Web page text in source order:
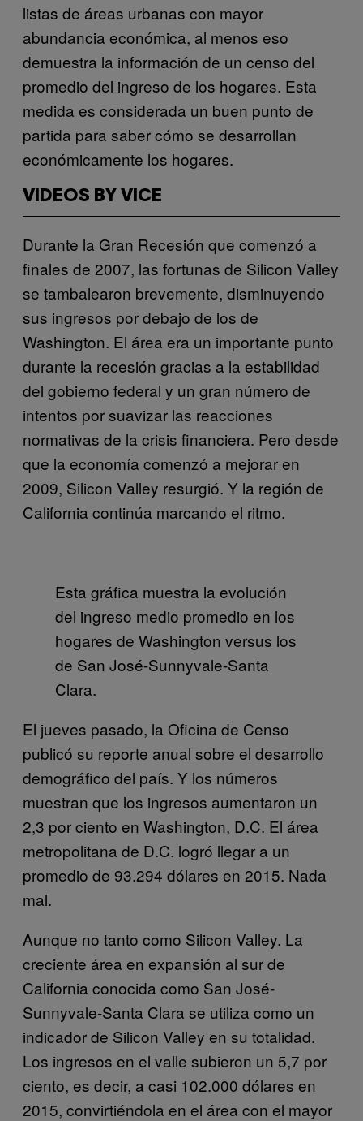
listas de áreas urbanas con mayor
abundancia económica, al menos eso
demuestra la información de un censo del
promedio del ingreso de los hogares. Esta
medida es considerada un buen punto de
partida para saber cómo se desarrollan
económicamente los hogares.
VIDEOS BY VICE
Durante la Gran Recesión que comenzó a
finales de 2007, las fortunas de Silicon Valley
se tambalearon brevemente, disminuyendo
sus ingresos por debajo de los de
Washington. El área era un importante punto
durante la recesión gracias a la estabilidad
del gobierno federal y un gran número de
intentos por suavizar las reacciones
normativas de la crisis financiera. Pero desde
que la economía comenzó a mejorar en
2009, Silicon Valley resurgió. Y la región de
California continúa marcando el ritmo.
Esta gráfica muestra la evolución
del ingreso medio promedio en los
hogares de Washington versus los
de San José-Sunnyvale-Santa
Clara.
El jueves pasado, la Oficina de Censo
publicó su reporte anual sobre el desarrollo
demográfico del país. Y los números
muestran que los ingresos aumentaron un
2,3 por ciento en Washington, D.C. El área
metropolitana de D.C. logró llegar a un
promedio de 93.294 dólares en 2015. Nada
mal.
Aunque no tanto como Silicon Valley. La
creciente área en expansión al sur de
California conocida como San José-
Sunnyvale-Santa Clara se utiliza como un
indicador de Silicon Valley en su totalidad.
Los ingresos en el valle subieron un 5,7 por
ciento, es decir, a casi 102.000 dólares en
2015, convirtiéndola en el área con el mayor